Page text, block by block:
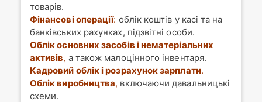
товарів.
Фінансові операції: облік коштів у касі та на
банківських рахунках, підзвітні особи.
Облік основних засобів і нематеріальних
активів, а також малоцінного інвентаря.
Кадровий облік і розрахунок зарплати.
Облік виробництва, включаючи давальницькі
схеми.